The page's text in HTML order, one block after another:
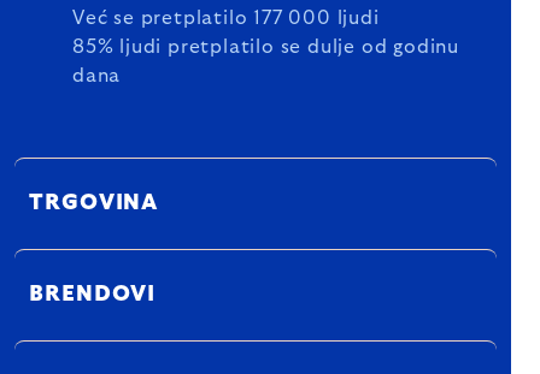
Već se pretplatilo 177 000 ljudi
85% ljudi pretplatilo se dulje od godinu
dana
TRGOVINA
BRENDOVI